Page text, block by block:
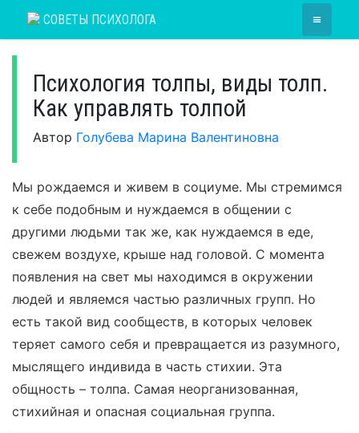
СОВЕТЫ ПСИХОЛОГА ≡
Психология толпы, виды толп.
Как управлять толпой
Автор Голубева Марина Валентиновна
Мы рождаемся и живем в социуме. Мы стремимся
к себе подобным и нуждаемся в общении с
другими людьми так же, как нуждаемся в еде,
свежем воздухе, крыше над головой. С момента
появления на свет мы находимся в окружении
людей и являемся частью различных групп. Но
есть такой вид сообществ, в которых человек
теряет самого себя и превращается из разумного,
мыслящего индивида в часть стихии. Эта
общность – толпа. Самая неорганизованная,
стихийная и опасная социальная группа.